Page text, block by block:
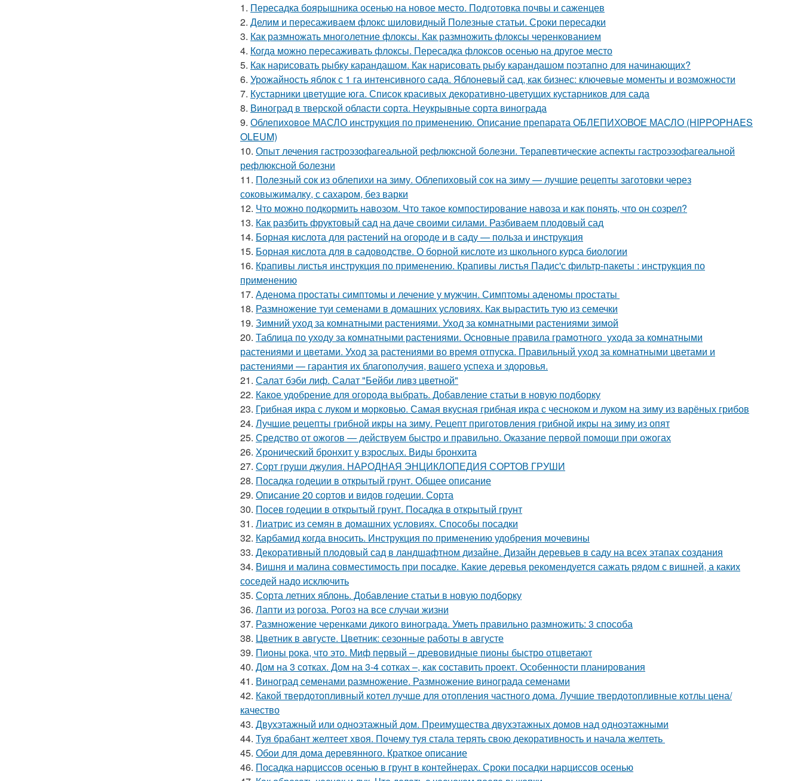
1. Пересадка боярышника осенью на новое место. Подготовка почвы и саженцев
2. Делим и пересаживаем флокс шиловидный Полезные статьи. Сроки пересадки
3. Как размножать многолетние флоксы. Как размножить флоксы черенкованием
4. Когда можно пересаживать флоксы. Пересадка флоксов осенью на другое место
5. Как нарисовать рыбку карандашом. Как нарисовать рыбу карандашом поэтапно для начинающих?
6. Урожайность яблок с 1 га интенсивного сада. Яблоневый сад, как бизнес: ключевые моменты и возможности
7. Кустарники цветущие юга. Список красивых декоративно-цветущих кустарников для сада
8. Виноград в тверской области сорта. Неукрывные сорта винограда
9. Облепиховое МАСЛО инструкция по применению. Описание препарата ОБЛЕПИХОВОЕ МАСЛО (HIPPOPHAES
OLEUM)
10. Опыт лечения гастроэзофагеальной рефлюксной болезни. Терапевтические аспекты гастроэзофагеальной
рефлюксной болезни
11. Полезный сок из облепихи на зиму. Облепиховый сок на зиму — лучшие рецепты заготовки через
соковыжималку, с сахаром, без варки
12. Что можно подкормить навозом. Что такое компостирование навоза и как понять, что он созрел?
13. Как разбить фруктовый сад на даче своими силами. Разбиваем плодовый сад
14. Борная кислота для растений на огороде и в саду — польза и инструкция
15. Борная кислота для в садоводстве. О борной кислоте из школьного курса биологии
16. Крапивы листья инструкция по применению. Крапивы листья Падис'с фильтр-пакеты : инструкция по
применению
17. Аденома простаты симптомы и лечение у мужчин. Симптомы аденомы простаты
18. Размножение туи семенами в домашних условиях. Как вырастить тую из семечки
19. Зимний уход за комнатными растениями. Уход за комнатными растениями зимой
20. Таблица по уходу за комнатными растениями. Основные правила грамотного ухода за комнатными
растениями и цветами. Уход за растениями во время отпуска. Правильный уход за комнатными цветами и
растениями — гарантия их благополучия, вашего успеха и здоровья.
21. Салат бэби лиф. Салат "Бейби ливз цветной"
22. Какое удобрение для огорода выбрать. Добавление статьи в новую подборку
23. Грибная икра с луком и морковью. Самая вкусная грибная икра с чесноком и луком на зиму из варёных грибов
24. Лучшие рецепты грибной икры на зиму. Рецепт приготовления грибной икры на зиму из опят
25. Средство от ожогов ― действуем быстро и правильно. Оказание первой помощи при ожогах
26. Хронический бронхит у взрослых. Виды бронхита
27. Сорт груши джулия. НАРОДНАЯ ЭНЦИКЛОПЕДИЯ СОРТОВ ГРУШИ
28. Посадка годеции в открытый грунт. Общее описание
29. Описание 20 сортов и видов годеции. Сорта
30. Посев годеции в открытый грунт. Посадка в открытый грунт
31. Лиатрис из семян в домашних условиях. Способы посадки
32. Карбамид когда вносить. Инструкция по применению удобрения мочевины
33. Декоративный плодовый сад в ландшафтном дизайне. Дизайн деревьев в саду на всех этапах создания
34. Вишня и малина совместимость при посадке. Какие деревья рекомендуется сажать рядом с вишней, а каких
соседей надо исключить
35. Сорта летних яблонь. Добавление статьи в новую подборку
36. Лапти из рогоза. Рогоз на все случаи жизни
37. Размножение черенками дикого винограда. Уметь правильно размножить: 3 способа
38. Цветник в августе. Цветник: сезонные работы в августе
39. Пионы рока, что это. Миф первый – древовидные пионы быстро отцветают
40. Дом на 3 сотках. Дом на 3-4 сотках –, как составить проект. Особенности планирования
41. Виноград семенами размножение. Размножение винограда семенами
42. Какой твердотопливный котел лучше для отопления частного дома. Лучшие твердотопливные котлы цена/
качество
43. Двухэтажный или одноэтажный дом. Преимущества двухэтажных домов над одноэтажными
44. Туя брабант желтеет хвоя. Почему туя стала терять свою декоративность и начала желтеть
45. Обои для дома деревянного. Краткое описание
46. Посадка нарциссов осенью в грунт в контейнерах. Сроки посадки нарциссов осенью